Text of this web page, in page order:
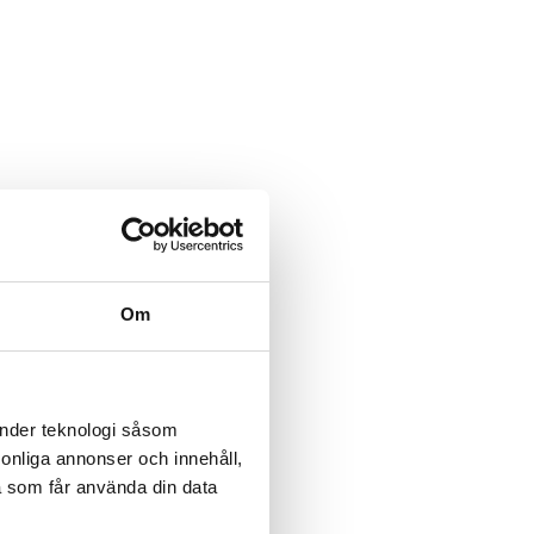
Om
teknologi såsom
annonser och innehåll,
får använda din data